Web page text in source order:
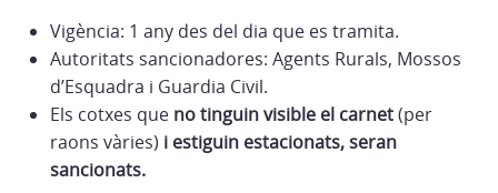
Vigència: 1 any des del dia que es tramita.
Autoritats sancionadores: Agents Rurals, Mossos
d’Esquadra i Guardia Civil.
Els cotxes que no tinguin visible el carnet(per
raons vàries) i estiguin estacionats, seran
sancionats.